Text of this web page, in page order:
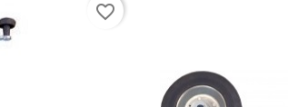
favorite_border